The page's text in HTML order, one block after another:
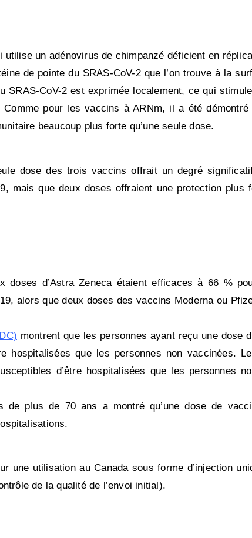
un adénovirus de chimpanzé déficient en
de pointe du SRAS-CoV-2 que l’on trouve à la
SRAS-CoV-2 est exprimée localement, ce qui
pour les vaccins à ARNm, il a été démontré
beaucoup plus forte qu’une seule dose.
dose des trois vaccins offrait un degré
mais que deux doses offraient une protection plus
doses d’Astra Zeneca étaient efficaces à 66 %
alors que deux doses des vaccins Moderna ou
montrent que les personnes ayant reçu une dose
hospitalisées que les personnes non vaccinées.
d’être hospitalisées que les personnes
de plus de 70 ans a montré qu’une dose de
une utilisation au Canada sous forme d’injection
de la qualité de l’envoi initial).